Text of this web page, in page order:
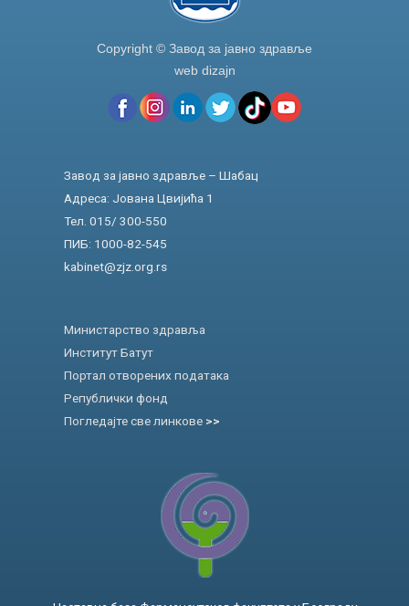
Copyright © Завод за јавно здравље
web dizajn
Завод за јавно здравље – Шабац
Адреса: Јована Цвијића 1
Тел. 015/ 300-550
ПИБ: 1000-82-545
kabinet@zjz.org.rs
Министарство здравља
Институт Батут
Портал отворених података
Републички фонд
Погледајте све линкове >>